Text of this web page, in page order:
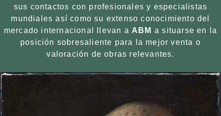
sus contactos con profesionales y especialistas
mundiales así como su extenso conocimiento del
mercado internacional llevan a ABM a situarse en la
posición sobresaliente para la mejor venta o
valoración de obras relevantes.